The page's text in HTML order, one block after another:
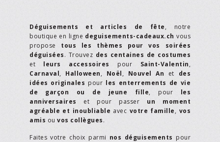
Déguisements et articles de fête, notre
boutique en ligne deguisements-cadeaux.ch vous
propose tous les thèmes pour vos soirées
déguisées. Trouvez des centaines de costumes
et leurs accessoires pour Saint-Valentin,
Carnaval, Halloween, Noël, Nouvel An et des
idées originales pour les enterrements de vie
de garçon ou de jeune fille, pour les
anniversaires et pour passer un moment
agréable et inoubliable avec votre famille, vos
amis ou vos collègues.
Faites votre choix parmi nos déguisements pour